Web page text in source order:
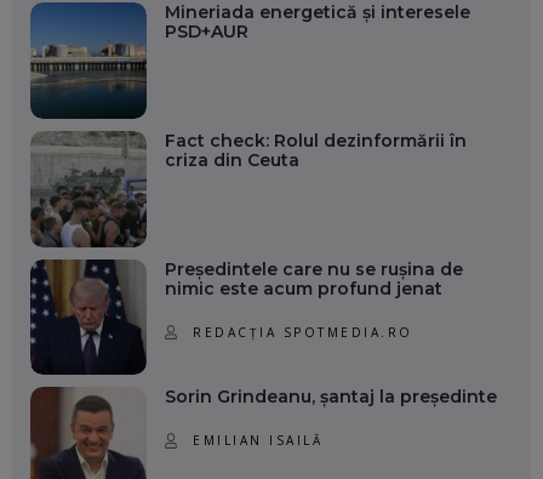
Mineriada energetică și interesele
PSD+AUR
Fact check: Rolul dezinformării în
criza din Ceuta
Președintele care nu se rușina de
nimic este acum profund jenat
REDACȚIA SPOTMEDIA.RO
Sorin Grindeanu, șantaj la președinte
EMILIAN ISAILĂ